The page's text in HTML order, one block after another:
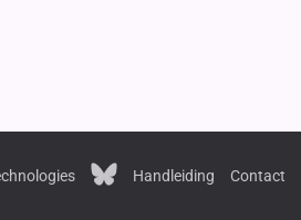
Handleiding Contact